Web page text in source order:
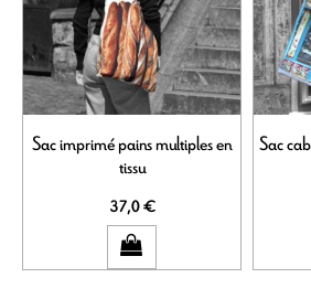
Sac imprimé pains multiples en
tissu
37,0 €
Sac